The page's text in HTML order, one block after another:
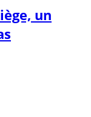
un